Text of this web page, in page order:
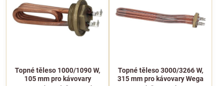
Topné těleso 1000/1090 W,
105 mm pro kávovary
Topné těleso 3000/3266 W,
315 mm pro kávovary Wega